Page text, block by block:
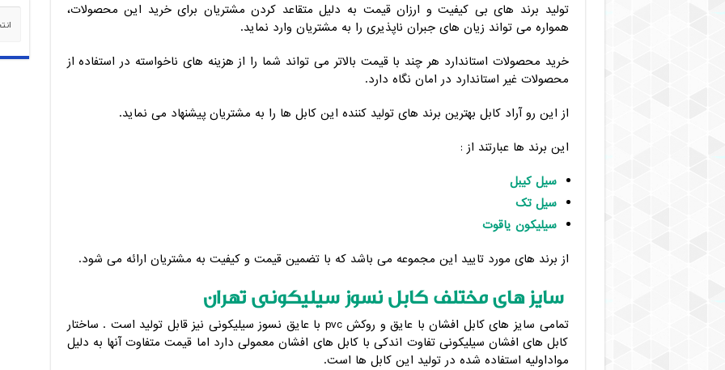
تولید برند های بی کیفیت و ارزان قیمت به دلیل متقاعد کردن مشتریان برای خرید این محصولات،
همواره می تواند زیان های جبران ناپذیری را به مشتریان وارد نماید.
خرید محصولات استاندارد هر چند با قیمت بالاتر می تواند شما را از هزینه های ناخواسته در استفاده از
محصولات غیر استاندارد در امان نگاه دارد.
از این رو آراد کابل بهترین برند های تولید کننده این کابل ها را به مشتریان پیشنهاد می نماید.
این برند ها عبارتند از :
سیل کیبل
سیل تک
سیلیکون یاقوت
از برند های مورد تایید این مجموعه می باشد که با تضمین قیمت و کیفیت به مشتریان ارائه می شود.
سایز های مختلف کابل نسوز سیلیکونی تهران
تمامی سایز های کابل افشان با عایق و روکش pvc با عایق نسوز سیلیکونی نیز قابل تولید است . ساختار
کابل های افشان سیلیکونی تفاوت اندکی با کابل های افشان معمولی دارد اما قیمت متفاوت آنها به دلیل
مواداولیه استفاده شده در تولید این کابل ها است.